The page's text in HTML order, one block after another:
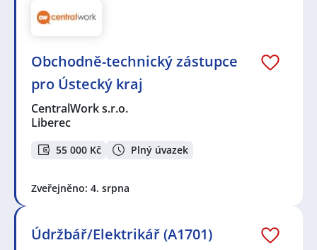
Obchodně-technický zástupce
pro Ústecký kraj
CentralWork s.r.o.
Liberec
55 000 Kč Plný úvazek
Zveřejněno: 4. srpna
Údržbář/Elektrikář (A1701)